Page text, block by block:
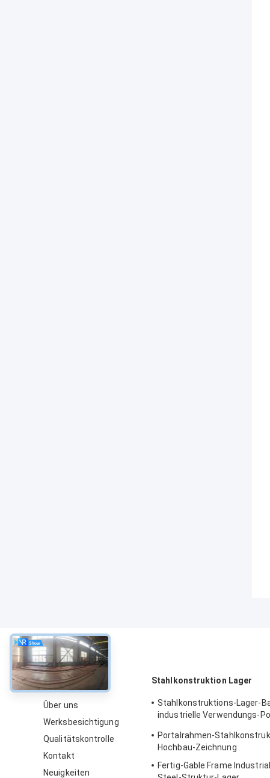
über
Über uns
Werksbesichtigung
Qualitätskontrolle
Kontakt
Neuigkeiten
Stahlkonstruktion Lager
Stahlkonstruktions-Lager-
industrielle Verwendungs-
Portalrahmen-
Hochbau-Zeichnung
Fertig-Gable Frame